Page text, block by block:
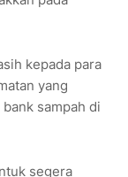
kepada para
yang
sampah di
segera